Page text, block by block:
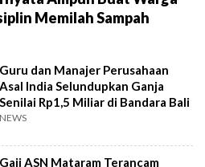
Memilah Sampah
Guru dan Manajer Perusahaan
Asal India Selundupkan Ganja
Senilai Rp1,5 Miliar di Bandara Bali
NEWS
Gaji ASN Mataram Terancam